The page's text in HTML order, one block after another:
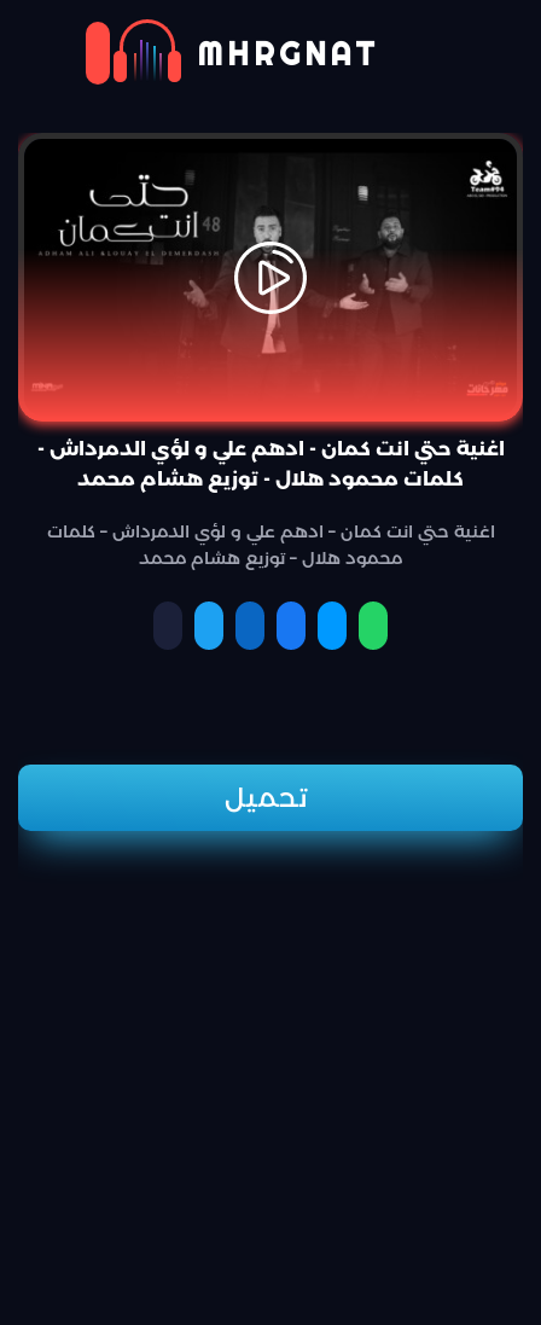
MHRGNAT
اغنية حتي انت كمان - ادهم علي و لؤي الدمرداش -
كلمات محمود هلال - توزيع هشام محمد
اغنية حتي انت كمان – ادهم علي و لؤي الدمرداش – كلمات
محمود هلال – توزيع هشام محمد
تحميل